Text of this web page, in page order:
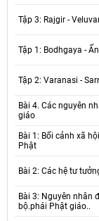
Tập 3: Rajgir -
Tập 1: Bodhgaya -
Tập 2: Varanasi -
Bài 4. Các nguyên
giáo
Bài 1: Bối cảnh xã
Phật
Bài 2: Các hệ tư
Bài 3: Nguyên nhân
bộ.phái Phật giáo..